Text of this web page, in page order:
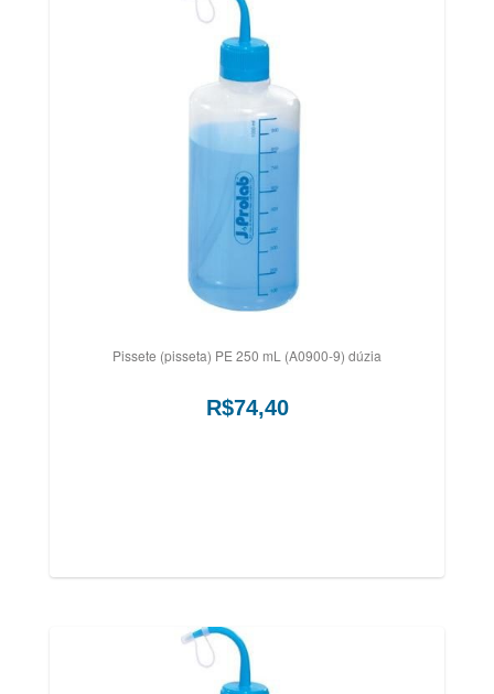
Pissete (pisseta) PE 250 mL (A0900-9) dúzia
R$74,40